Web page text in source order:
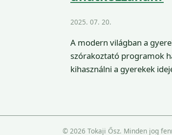
2025. 07. 20.
A modern világban a
szórakoztató programok
kihasználni a gyerekek
© 2026 Tokaji Ősz. Minden jog